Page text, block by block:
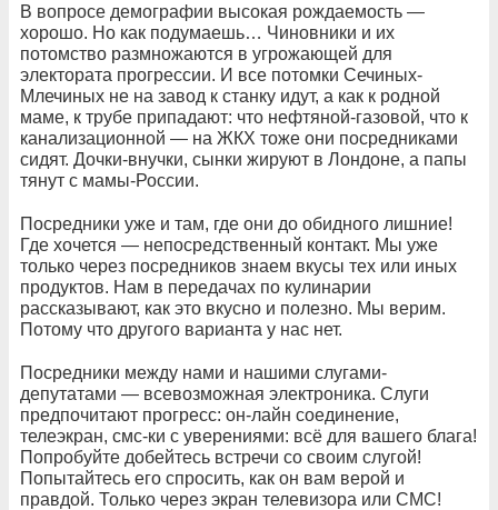
В вопросе демографии высокая рождаемость —
хорошо. Но как подумаешь… Чиновники и их
потомство размножаются в угрожающей для
электората прогрессии. И все потомки Сечиных-
Млечиных не на завод к станку идут, а как к родной
маме, к трубе припадают: что нефтяной-газовой, что к
канализационной — на ЖКХ тоже они посредниками
сидят. Дочки-внучки, сынки жируют в Лондоне, а папы
тянут с мамы-России.
Посредники уже и там, где они до обидного лишние!
Где хочется — непосредственный контакт. Мы уже
только через посредников знаем вкусы тех или иных
продуктов. Нам в передачах по кулинарии
рассказывают, как это вкусно и полезно. Мы верим.
Потому что другого варианта у нас нет.
Посредники между нами и нашими слугами-
депутатами — всевозможная электроника. Слуги
предпочитают прогресс: он-лайн соединение,
телеэкран, смс-ки с уверениями: всё для вашего блага!
Попробуйте добейтесь встречи со своим слугой!
Попытайтесь его спросить, как он вам верой и
правдой. Только через экран телевизора или СМС!